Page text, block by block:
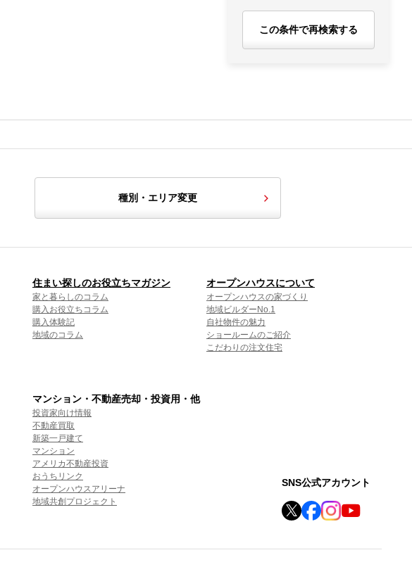
この条件で再検索する
種別・エリア変更
住まい探しのお役立ちマガジン
家と暮らしのコラム
購入お役立ちコラム
購入体験記
地域のコラム
オープンハウスについて
オープンハウスの家づくり
地域ビルダーNo.1
自社物件の魅力
ショールームのご紹介
こだわりの注文住宅
マンション・不動産売却・投資用・他
投資家向け情報
不動産買取
新築一戸建て
マンション
アメリカ不動産投資
おうちリンク
オープンハウスアリーナ
地域共創プロジェクト
SNS公式アカウント